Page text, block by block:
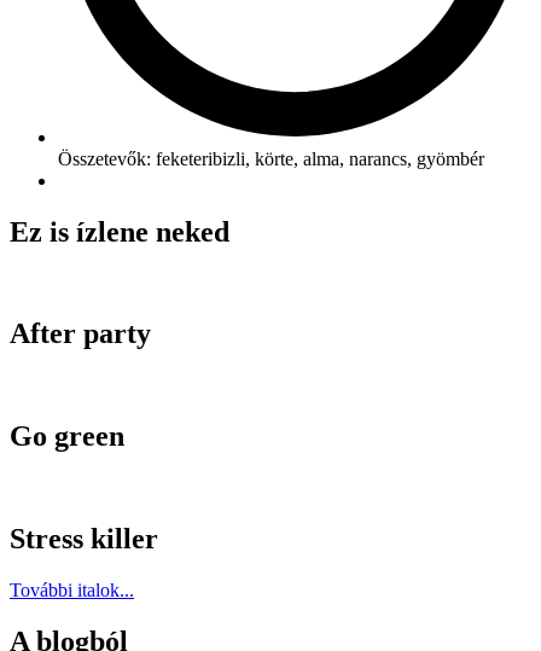
Összetevők: feketeribizli, körte, alma, narancs, gyömbér
Ez is ízlene neked
After party
Go green
Stress killer
További italok...
A blogból